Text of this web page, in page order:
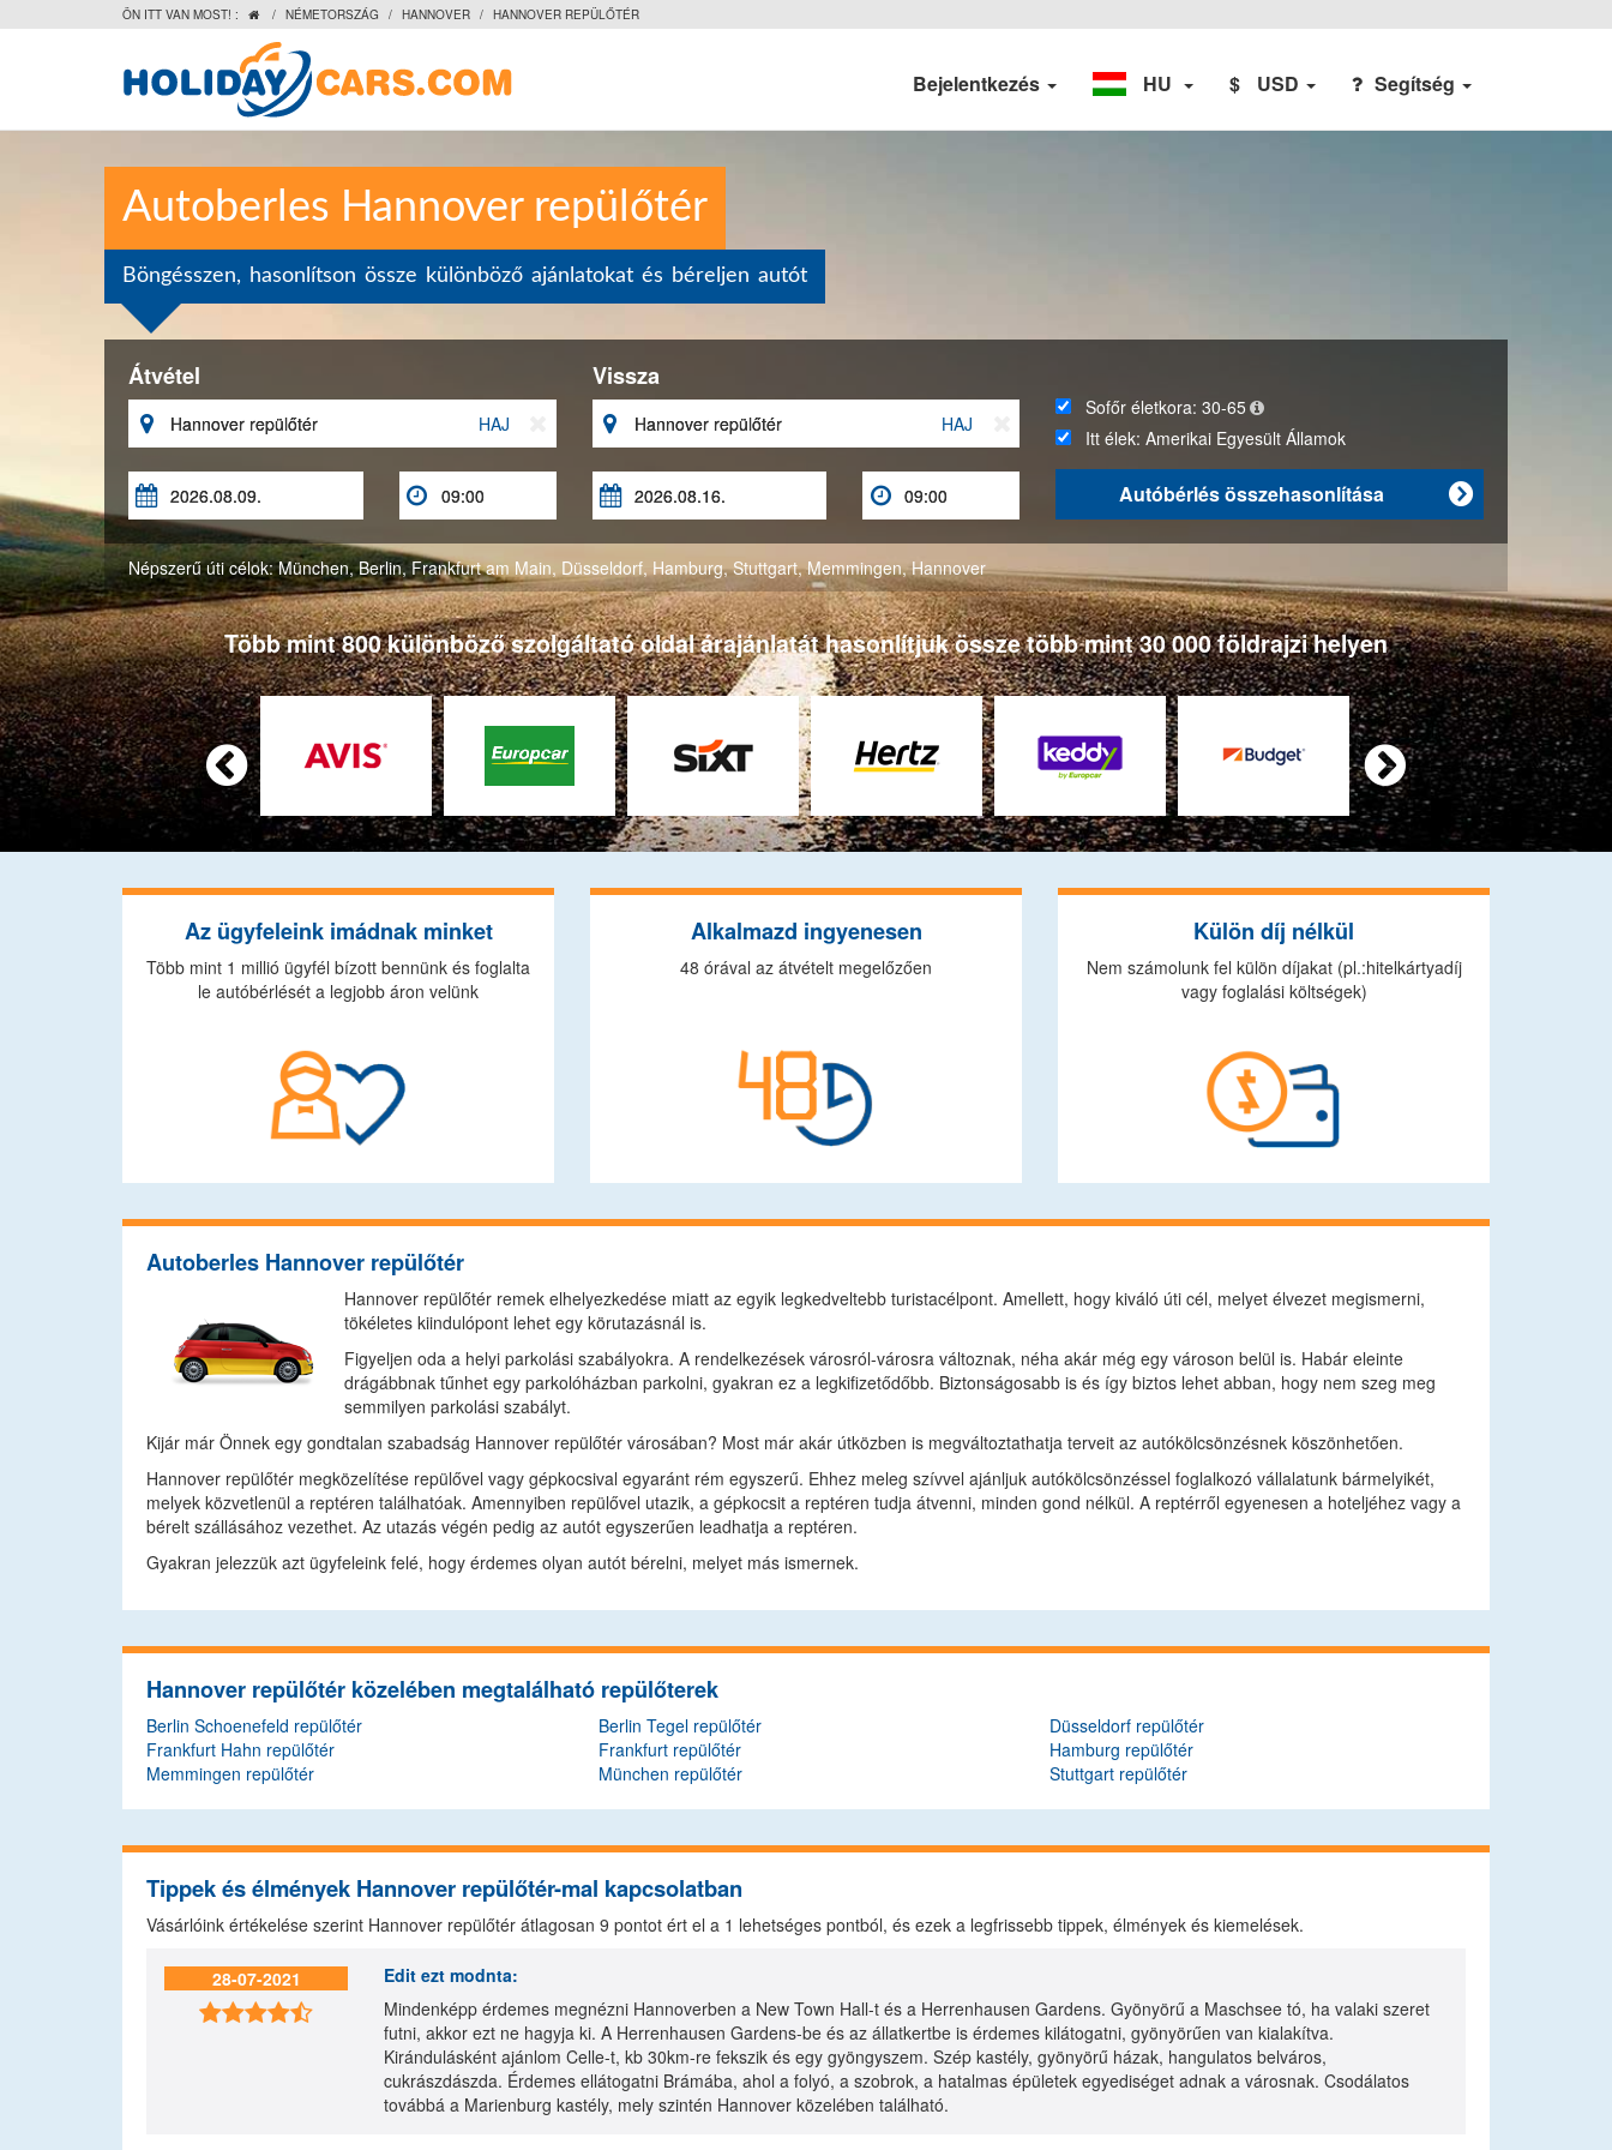
ÖN ITT VAN MOST! :  / NÉMETORSZÁG / HANNOVER / HANNOVER REPÜLŐTÉR
Bejelentkezés HU $ USD Segítség
Autoberles Hannover repülőtér
Böngésszen, hasonlítson össze különböző ajánlatokat és béreljen autót
Átvétel
 HAJ
 
Vissza
 HAJ
 
Sofőr életkora:30-65
Itt élek:Amerikai Egyesült Államok

Autóbérlés összehasonlítása
Népszerű úti célok:München,Berlin, Frankfurt am Main, Düsseldorf, Hamburg,Stuttgart,Memmingen,Hannover
Több mint 800 különböző szolgáltató oldal árajánlatát hasonlítjuk össze több mint 30 000 földrajzi helyen
 
Az ügyfeleink imádnak minket
Több mint 1 millió ügyfél bízott bennünk és foglalta
le autóbérlését a legjobb áron velünk
Alkalmazd ingyenesen
48 órával az átvételt megelőzően
Külön díj nélkül
Nem számolunk fel külön díjakat (pl.:hitelkártyadíj
vagy foglalási költségek)
Autoberles Hannover repülőtér
Hannover repülőtér remek elhelyezkedése miatt az egyik legkedveltebb turistacélpont. Amellett, hogy kiváló úti cél, melyet élvezet megismerni,
tökéletes kiindulópont lehet egy körutazásnál is.
Figyeljen oda a helyi parkolási szabályokra. A rendelkezések városról-városra változnak, néha akár még egy városon belül is. Habár eleinte
drágábbnak tűnhet egy parkolóházban parkolni, gyakran ez a legkifizetődőbb. Biztonságosabb is és így biztos lehet abban, hogy nem szeg meg
semmilyen parkolási szabályt.
Kijár már Önnek egy gondtalan szabadság Hannover repülőtér városában? Most már akár útközben is megváltoztathatja terveit az autókölcsönzésnek köszönhetően.
Hannover repülőtér megközelítése repülővel vagy gépkocsival egyaránt rém egyszerű. Ehhez meleg szívvel ajánljuk autókölcsönzéssel foglalkozó vállalatunk bármelyikét,
melyek közvetlenül a reptéren találhatóak. Amennyiben repülővel utazik, a gépkocsit a reptéren tudja átvenni, minden gond nélkül. A reptérről egyenesen a hoteljéhez vagy a
bérelt szállásához vezethet. Az utazás végén pedig az autót egyszerűen leadhatja a reptéren.
Gyakran jelezzük azt ügyfeleink felé, hogy érdemes olyan autót bérelni, melyet más ismernek.
Hannover repülőtér közelében megtalálható repülőterek
Berlin Schoenefeld repülőtér Berlin Tegel repülőtér
Düsseldorf repülőtér
Frankfurt Hahn repülőtér
Frankfurt repülőtér
Hamburg repülőtér
Memmingen repülőtér
München repülőtér Stuttgart repülőtér
Tippek és élmények Hannover repülőtér-mal kapcsolatban
Vásárlóink értékelése szerint Hannover repülőtér átlagosan 9 pontot ért el a 1 lehetséges pontból, és ezek a legfrissebb tippek, élmények és kiemelések.
28-07-2021

Edit ezt modnta:
Mindenképp érdemes megnézni Hannoverben a New Town Hall-t és a Herrenhausen Gardens. Gyönyörű a Maschsee tó, ha valaki szeret
futni, akkor ezt ne hagyja ki. A Herrenhausen Gardens-be és az állatkertbe is érdemes kilátogatni, gyönyörűen van kialakítva.
Kirándulásként ajánlom Celle-t, kb 30km-re fekszik és egy gyöngyszem. Szép kastély, gyönyörű házak, hangulatos belváros,
cukrászdászda. Érdemes ellátogatni Brámába, ahol a folyó, a szobrok, a hatalmas épületek egyediséget adnak a városnak. Csodálatos
továbbá a Marienburg kastély, mely szintén Hannover közelében található.